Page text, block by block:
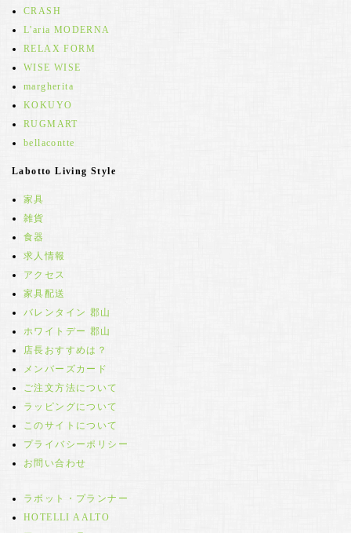
CRASH
L'aria MODERNA
RELAX FORM
WISE WISE
margherita
KOKUYO
RUGMART
bellacontte
Labotto Living Style
家具
雑貨
食器
求人情報
アクセス
家具配送
バレンタイン 郡山
ホワイトデー 郡山
店長おすすめは？
メンバーズカード
ご注文方法について
ラッピングについて
このサイトについて
プライバシーポリシー
お問い合わせ
ラボット・プランナー
HOTELLI AALTO